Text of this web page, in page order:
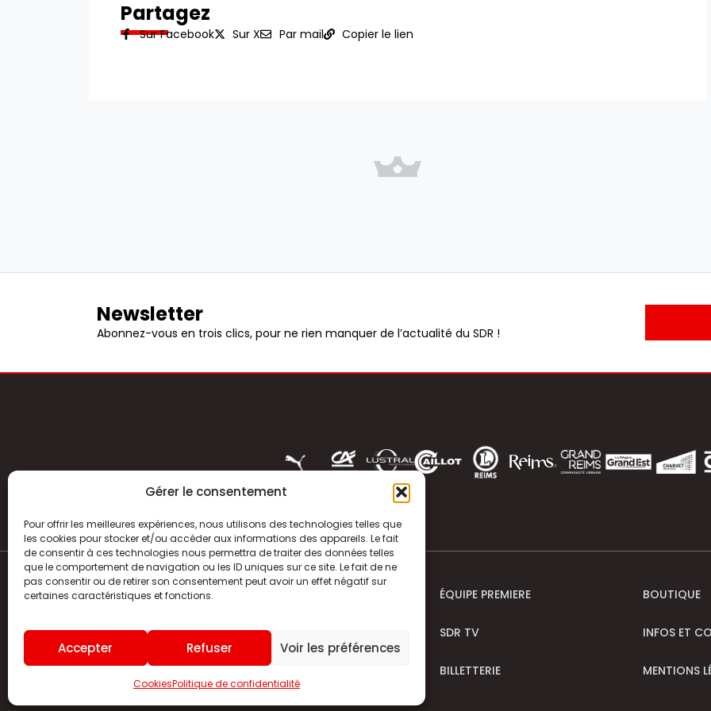
Gérer le consentement
Pour offrir les meilleures expériences, nous utilisons des technologies telles que
les cookies pour stocker et/ou accéder aux informations des appareils. Le fait
de consentir à ces technologies nous permettra de traiter des données telles
que le comportement de navigation ou les ID uniques sur ce site. Le fait de ne
pas consentir ou de retirer son consentement peut avoir un effet négatif sur
certaines caractéristiques et fonctions.
Accepter Refuser Voir les préférences
CookiesPolitique de confidentialité
Partagez
Sur Facebook Sur X Par mail Copier le lien
Newsletter
Abonnez-vous en trois clics, pour ne rien manquer de l’actualité du SDR !
HISTOIRE
CLUB
ÉQUIPE PREMIERE
SDR TV
BILLETTERIE
BOUTIQUE
INFOS ET
MENTIONS